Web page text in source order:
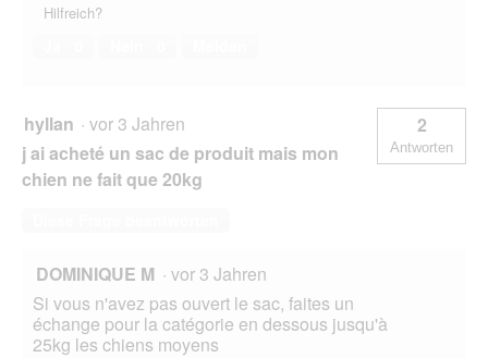
Hilfreich?
hyllan · vor 3 Jahren
j ai acheté un sac de produit mais mon
chien ne fait que 20kg
2
Antworten
DOMINIQUE M · vor 3 Jahren
Si vous n'avez pas ouvert le sac, faites un
échange pour la catégorie en dessous jusqu'à
25kg les chiens moyens